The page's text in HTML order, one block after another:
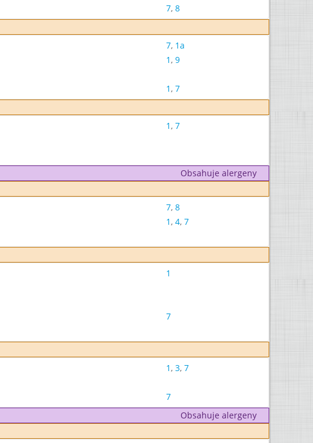
7, 8
7, 1a
1, 9
1, 7
1, 7
Obsahuje alergeny
7, 8
1, 4, 7
1
7
1, 3, 7
7
Obsahuje alergeny